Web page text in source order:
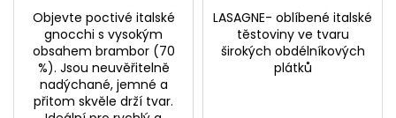
Objevte poctivé italské
gnocchi s vysokým
obsahem brambor (70
%). Jsou neuvěřitelně
nadýchané, jemné a
přitom skvěle drží tvar.
LASAGNE- oblíbené italské
těstoviny ve tvaru
širokých obdélníkových
plátků